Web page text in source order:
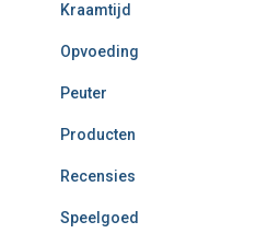
Kraamtijd
Opvoeding
Peuter
Producten
Recensies
Speelgoed